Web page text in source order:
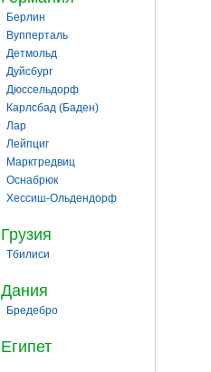
Берлин
Вупперталь
Детмольд
Дуйсбург
Дюссельдорф
Карлсбад (Баден)
Лар
Лейпциг
Марктредвиц
Оснабрюк
Хессиш-Ольдендорф
Грузия
Тбилиси
Дания
Бредебро
Египет